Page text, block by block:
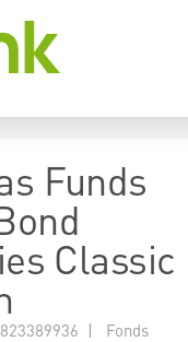
Funds
Classic
| Fonds